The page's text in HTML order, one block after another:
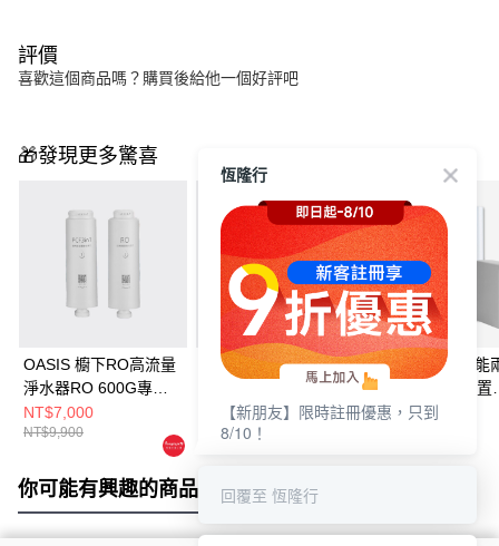
評價
喜歡這個商品嗎？購買後給他一個好評吧
🎁發現更多驚喜
OASIS 櫥下RO高流量
淨水器RO 600G專用
第二年份濾芯組
NT$7,000
NT$9,900
OASIS 極沁冰溫瞬熱
RO濾淨飲水機專用一
年份濾芯組 (適用機
型：IF-301A)
NT$2,980
NT$3,380
OASIS 櫥下節能
UVC飲水機(配置
OASIS 600G大
NT$39,800
你可能有興趣的商品 全站排行
恆隆行
【新朋友】限時註冊優惠，只到
8/10！
回覆至 恆隆行